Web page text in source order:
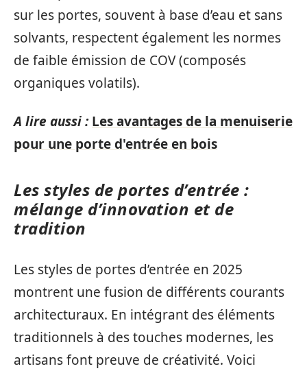
sur les portes, souvent à base d’eau et sans
solvants, respectent également les normes
de faible émission de COV (composés
organiques volatils).
A lire aussi : Les avantages de la menuiserie
pour une porte d'entrée en bois
Les styles de portes d’entrée :
mélange d’innovation et de
tradition
Les styles de portes d’entrée en 2025
montrent une fusion de différents courants
architecturaux. En intégrant des éléments
traditionnels à des touches modernes, les
artisans font preuve de créativité. Voici